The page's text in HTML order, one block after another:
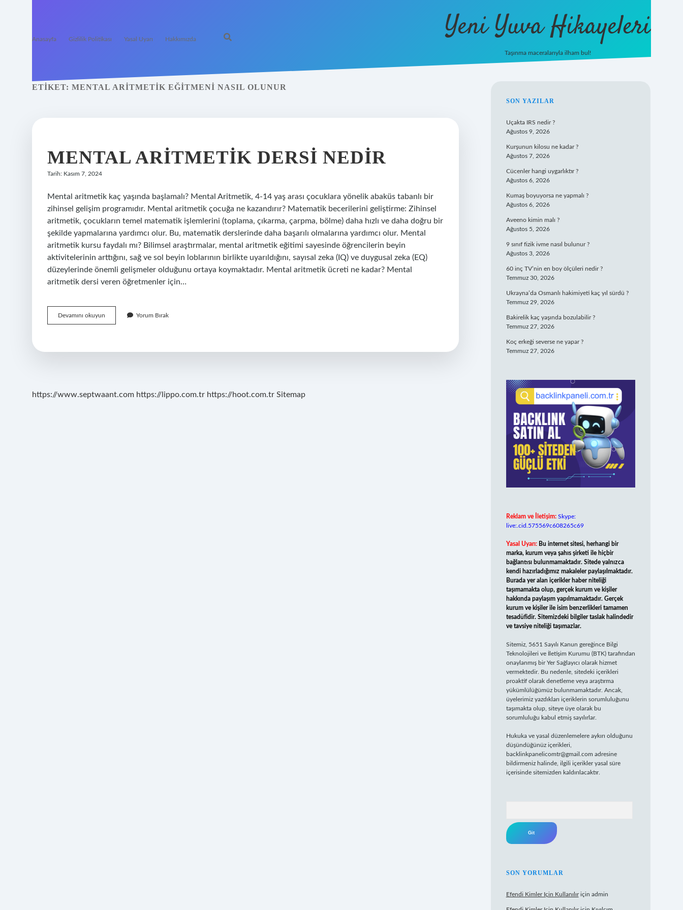
Anasayfa Gizlilik Politikası Yasal Uyarı Hakkımızda Yeni Yuva Hikayeleri
Taşınma maceralarıyla ilham bul!
ETIKET: MENTAL ARITMETIK EĞITMENI NASIL OLUNUR
MENTAL ARITMETIK DERSI NEDIR
Tarih: Kasım 7, 2024
Mental aritmetik kaç yaşında başlamalı? Mental Aritmetik, 4-14 yaş arası çocuklara yönelik abaküs tabanlı bir
zihinsel gelişim programıdır. Mental aritmetik çocuğa ne kazandırır? Matematik becerilerini geliştirme: Zihinsel
aritmetik, çocukların temel matematik işlemlerini (toplama, çıkarma, çarpma, bölme) daha hızlı ve daha doğru bir
şekilde yapmalarına yardımcı olur. Bu, matematik derslerinde daha başarılı olmalarına yardımcı olur. Mental
aritmetik kursu faydalı mı? Bilimsel araştırmalar, mental aritmetik eğitimi sayesinde öğrencilerin beyin
aktivitelerinin arttığını, sağ ve sol beyin loblarının birlikte uyarıldığını, sayısal zeka (IQ) ve duygusal zeka (EQ)
düzeylerinde önemli gelişmeler olduğunu ortaya koymaktadır. Mental aritmetik ücreti ne kadar? Mental
aritmetik dersi veren öğretmenler için…
Devamını okuyun
Aritmetik
Yorum Bırak
https://www.septwaant.com https://lippo.com.tr https://hoot.com.tr Sitemap
SIDEBAR
SON YAZILAR
Uçakta IRS nedir ?
Ağustos 9, 2026
Kurşunun kilosu ne kadar ?
Ağustos 7, 2026
Cücenler hangi uygarlıktır ?
Ağustos 6, 2026
Kumaş boyuyorsa ne yapmalı ?
Ağustos 6, 2026
Aveeno kimin malı ?
Ağustos 5, 2026
9 sınıf fizik ivme nasıl bulunur ?
Ağustos 3, 2026
60 inç TV’nin en boy ölçüleri nedir ?
Temmuz 30, 2026
Ukrayna’da Osmanlı hakimiyeti kaç yıl sürdü ?
Temmuz 29, 2026
Bakirelik kaç yaşında bozulabilir ?
Temmuz 27, 2026
Koç erkeği severse ne yapar ?
Temmuz 27, 2026
Reklam ve İletişim: Skype:
live:.cid.575569c608265c69
Yasal Uyarı: Bu internet sitesi, herhangi bir
marka, kurum veya şahıs şirketi ile hiçbir
bağlantısı bulunmamaktadır. Sitede yalnızca
kendi hazırladığımız makaleler paylaşılmaktadır.
Burada yer alan içerikler haber niteliği
taşımamakta olup, gerçek kurum ve kişiler
hakkında paylaşım yapılmamaktadır. Gerçek
kurum ve kişiler ile isim benzerlikleri tamamen
tesadüfidir. Sitemizdeki bilgiler taslak halindedir
ve tavsiye niteliği taşımazlar.
Sitemiz, 5651 Sayılı Kanun gereğince Bilgi
Teknolojileri ve İletişim Kurumu (BTK) tarafından
onaylanmış bir Yer Sağlayıcı olarak hizmet
vermektedir. Bu nedenle, sitedeki içerikleri
proaktif olarak denetleme veya araştırma
yükümlülüğümüz bulunmamaktadır. Ancak,
üyelerimiz yazdıkları içeriklerin sorumluluğunu
taşımakta olup, siteye üye olarak bu
sorumluluğu kabul etmiş sayılırlar.
Hukuka ve yasal düzenlemelere aykırı olduğunu
düşündüğünüz içerikleri,
backlinkpanelicomtr@gmail.com adresine
bildirmeniz halinde, ilgili içerikler yasal süre
içerisinde sitemizden kaldırılacaktır.
SON YORUMLAR
Efendi Kimler Için Kullanılıriçin admin